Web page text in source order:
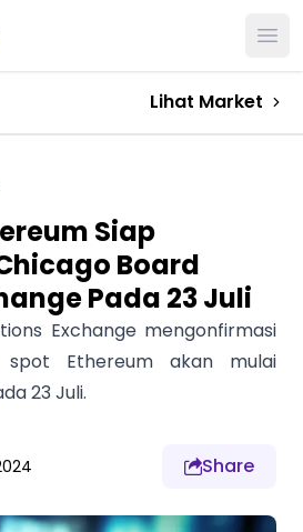
Lihat Market
Siap
Board
Pada 23 Juli
Exchange mengonfirmasi
Ethereum akan mulai
23 Juli.
Share